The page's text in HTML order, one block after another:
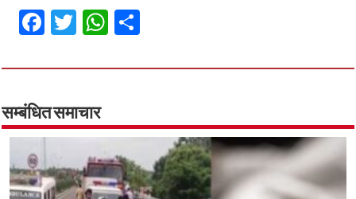
Fa
ce
b
o
o
k
T
wi
tt
er
W
h
at
p
p
ar
सम्बंधित समाचार